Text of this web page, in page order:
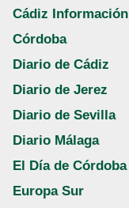
Cádiz Información
Córdoba
Diario de Cádiz
Diario de Jerez
Diario de Sevilla
Diario Málaga
El Día de Córdoba
Europa Sur